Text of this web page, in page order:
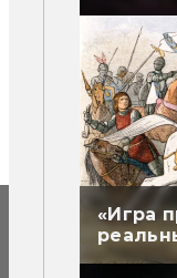
«Игра